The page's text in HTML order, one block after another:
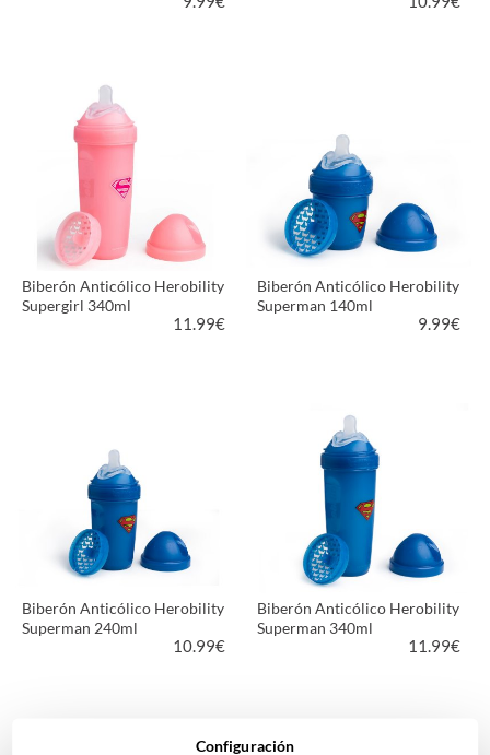
VER PRODUCTO
Biberón Anticólico Herobility
Supergirl 340ml
11.99€
Biberón Anticólico Herobility
Superman 140ml
9.99€
VER PRODUCTO
Biberón Anticólico Herobility
Superman 240ml
10.99€
Biberón Anticólico Herobility
Superman 340ml
11.99€
Configuración